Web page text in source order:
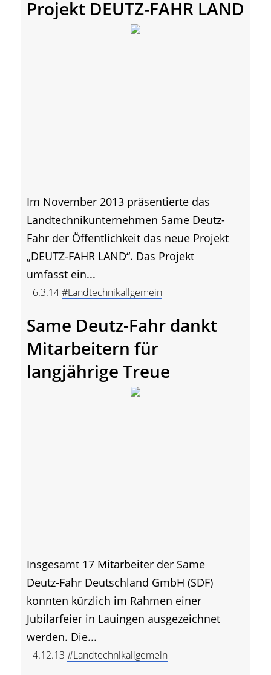
Projekt DEUTZ-FAHR LAND
Im November 2013 präsentierte das
Landtechnikunternehmen Same Deutz-
Fahr der Öffentlichkeit das neue Projekt
„DEUTZ-FAHR LAND“. Das Projekt
umfasst ein...
6.3.14#Landtechnikallgemein
Same Deutz-Fahr dankt
Mitarbeitern für
langjährige Treue
Insgesamt 17 Mitarbeiter der Same
Deutz-Fahr Deutschland GmbH (SDF)
konnten kürzlich im Rahmen einer
Jubilarfeier in Lauingen ausgezeichnet
werden. Die...
4.12.13 #Landtechnikallgemein